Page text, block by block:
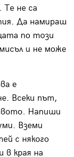
не са
Да намираш
по този
и не може
е
Всеки път,
Напиши
Вземи
с някого
в края на